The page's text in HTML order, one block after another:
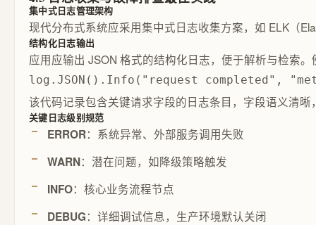
集中式日志管理架构
现代分布式系统应采用集中式日志收集方案，如 ELK（
结构化日志输出
应用应输出 JSON 格式的结构化日志，便于解析与检索
log.JSON().Info("request completed",
该代码记录包含关键请求字段的日志条目，字段语义清
关键日志级别规范
ERROR：系统异常、外部服务调用失败
WARN：潜在问题，如降级策略触发
INFO：核心业务流程节点
DEBUG：详细调试信息，生产环境默认关闭